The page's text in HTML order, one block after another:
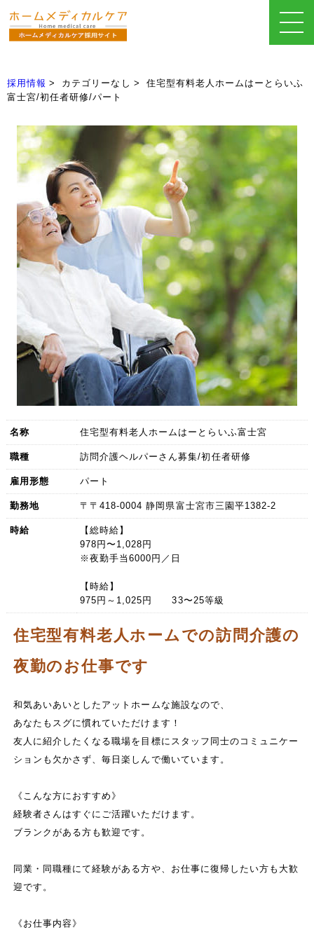
採用情報 カテゴリーなし
住宅型有料老人ホームはーとらいふ
富士宮/初任者研修/パート
名称 住宅型有料老人ホームはーとらいふ富士宮
職種 訪問介護ヘルパーさん募集/初任者研修
雇用形態 パート
勤務地 〒〒418-0004 静岡県富士宮市三園平1382-2
時給
【総時給】
978円〜1,028円
※夜勤手当6000円／日
【時給】
975円～1,025円 33〜25等級
住宅型有料老人ホームでの訪問介護の
夜勤のお仕事です
和気あいあいとしたアットホームな施設なので、
あなたもスグに慣れていただけます！
友人に紹介したくなる職場を目標にスタッフ同士のコミュニケー
ションも欠かさず、毎日楽しんで働いています。
《こんな方におすすめ》
経験者さんはすぐにご活躍いただけます。
ブランクがある方も歓迎です。
同業・同職種にて経験がある方や、お仕事に復帰したい方も大歓
迎です。
《お仕事内容》